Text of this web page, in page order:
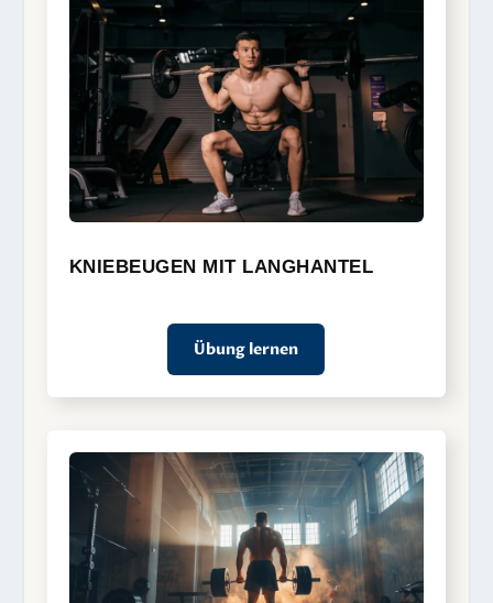
KNIEBEUGEN MIT LANGHANTEL
Übung lernen